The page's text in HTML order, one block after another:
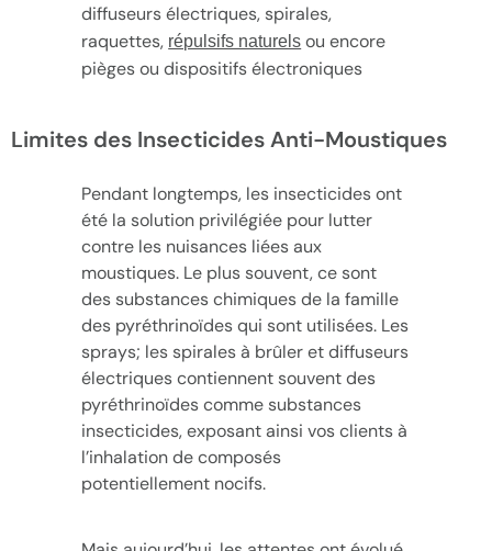
diffuseurs électriques, spirales,
raquettes, répulsifs naturels ou encore
pièges ou dispositifs électroniques
Limites des Insecticides Anti-Moustiques
Pendant longtemps, les insecticides ont
été la solution privilégiée pour lutter
contre les nuisances liées aux
moustiques. Le plus souvent, ce sont
des substances chimiques de la famille
des pyréthrinoïdes qui sont utilisées. Les
sprays; les spirales à brûler et diffuseurs
électriques contiennent souvent des
pyréthrinoïdes comme substances
insecticides, exposant ainsi vos clients à
l’inhalation de composés
potentiellement nocifs.